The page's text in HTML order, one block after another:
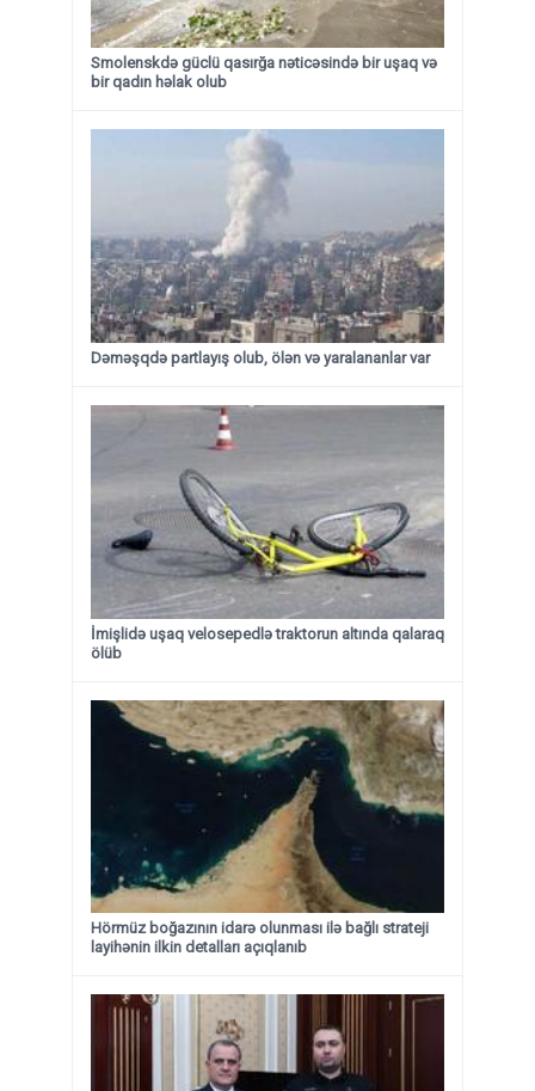
Smolenskdə güclü qasırğa nəticəsində bir uşaq və
bir qadın həlak olub
Dəməşqdə partlayış olub, ölən və yaralananlar var
İmişlidə uşaq velosepedlə traktorun altında qalaraq
ölüb
Hörmüz boğazının idarə olunması ilə bağlı strateji
layihənin ilkin detalları açıqlanıb